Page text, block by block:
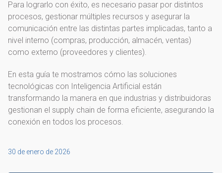
Para lograrlo con éxito, es necesario pasar por distintos
procesos, gestionar múltiples recursos y asegurar la
comunicación entre las distintas partes implicadas, tanto a
nivel interno (compras, producción, almacén, ventas)
como externo (proveedores y clientes).
En esta guía te mostramos cómo las soluciones
tecnológicas con Inteligencia Artificial están
transformando la manera en que industrias y distribuidoras
gestionan el supply chain de forma eficiente, asegurando la
conexión en todos los procesos.
30 de enero de 2026